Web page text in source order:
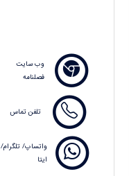
وب سایت
فصلنامه
تلفن تماس
واتساپ/ تلگرام/
ایتا